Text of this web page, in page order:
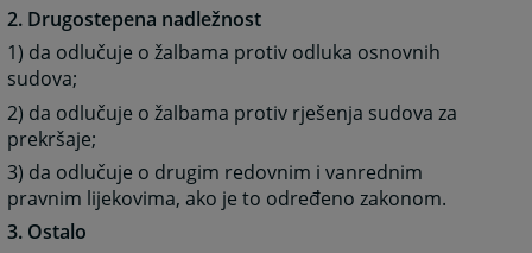
2. Drugostepena nadležnost
1) da odlučuje o žalbama protiv odluka osnovnih
sudova;
2) da odlučuje o žalbama protiv rješenja sudova za
prekršaje;
3) da odlučuje o drugim redovnim i vanrednim
pravnim lijekovima, ako je to određeno zakonom.
3. Ostalo